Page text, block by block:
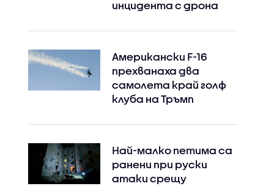
инцидента с дрона
Американски F-16
прехванаха два
самолета край голф
клуба на Тръмп
Най-малко петима са
ранени при руски
атаки срещу